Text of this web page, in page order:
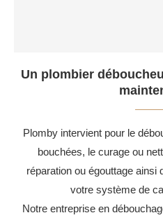
Un plombier
Plomby intervient pour le
bouchées, le curage ou
réparation ou égouttage ainsi
votre système de
Notre entreprise en